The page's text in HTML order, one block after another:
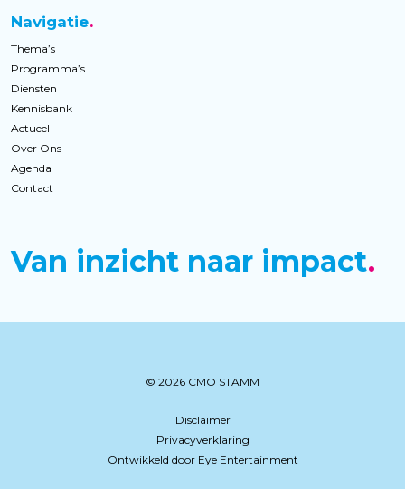
Navigatie
Thema’s
Programma’s
Diensten
Kennisbank
Actueel
Over Ons
Agenda
Contact
Van inzicht naar impact
© 2026 CMO STAMM
Disclaimer
Privacyverklaring
Ontwikkeld door Eye Entertainment